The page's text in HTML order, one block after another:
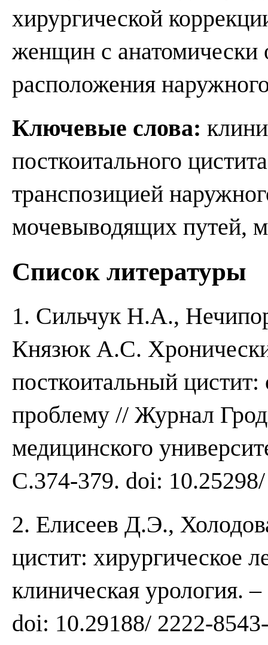
хирургической
женщин с
расположения
Ключевые слова:
посткоитального
транспозицией
мочевыводящих путей,
Список литературы
1. Сильчук Н.А.,
Князюк А.С.
посткоитальный
проблему // Журнал
медицинского
С.374-379. doi:
2. Елисеев Д.Э.,
цистит: хирургическое
клиническая урология.
doi: 10.29188/ 2222-